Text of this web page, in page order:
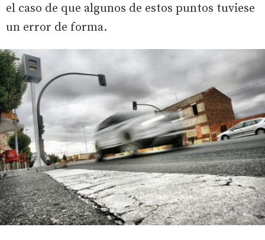
el caso de que algunos de estos puntos tuviese
un error de forma.